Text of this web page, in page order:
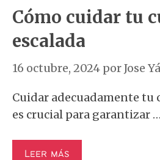
Cómo cuidar tu
escalada
16 octubre, 2024 porJose
Cuidar adecuadamente tu
es crucial para garantizar …
Leer más